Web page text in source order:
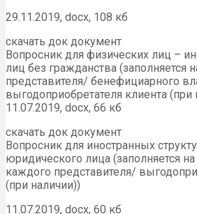
29.11.2019, docx, 108 кб
скачать док документ
Вопросник для физических лиц –
лиц без гражданства (заполняется
представителя/ бенефициарного
выгодоприобретателя клиента (при
11.07.2019, docx, 66 кб
скачать док документ
Вопросник для иностранных
юридического лица (заполняется
каждого представителя/
(при наличии))
11.07.2019, docx, 60 кб